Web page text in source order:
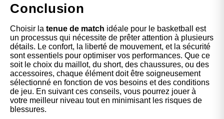
Conclusion
Choisir la tenue de match idéale pour le basketball est
un processus qui nécessite de prêter attention à plusieurs
détails. Le confort, la liberté de mouvement, et la sécurité
sont essentiels pour optimiser vos performances. Que ce
soit le choix du maillot, du short, des chaussures, ou des
accessoires, chaque élément doit être soigneusement
sélectionné en fonction de vos besoins et des conditions
de jeu. En suivant ces conseils, vous pourrez jouer à
votre meilleur niveau tout en minimisant les risques de
blessures.